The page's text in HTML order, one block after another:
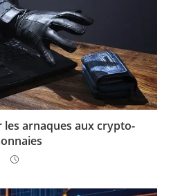
les arnaques aux crypto-